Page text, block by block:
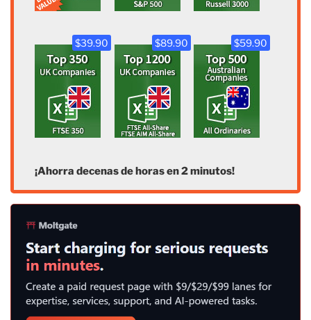
$39.90 $89.90 $59.90
¡Ahorra decenas de horas en 2 minutos!